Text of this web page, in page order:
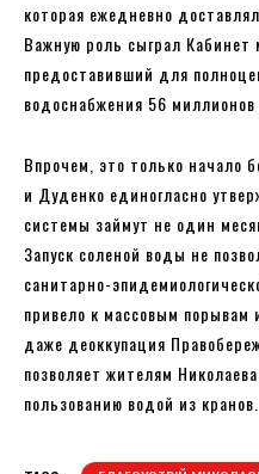
которая ежедневно
Важную роль сыграл
предоставивший для
водоснабжения 56 миллионов
Впрочем, это только начало
и Дуденко единогласно
системы займут не один
Запуск соленой воды не
санитарно-
привело к массовым
даже деоккупация
позволяет жителям
пользованию водой из кранов.